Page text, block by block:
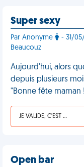
Super sexy
Par Anonyme
- 31/
Beaucouz
Aujourd'hui, alors
depuis plusieurs
"Bonne fête maman
JE VALIDE, C'EST UNE VDM
Open bar